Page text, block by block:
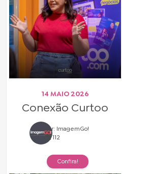
14 MAIO 2026
Conexão Curtoo
Por: ImagemGo!
112
Confira!